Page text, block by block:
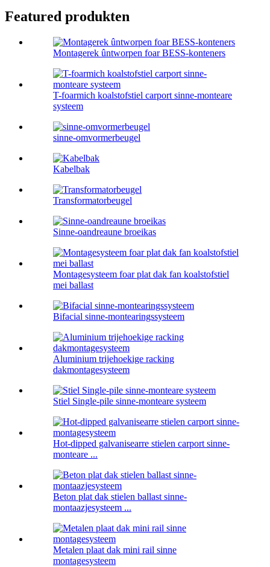
Featured produkten
Montagerek ûntworpen foar BESS-konteners
T-foarmich koalstofstiel carport sinne-monteare
systeem
sinne-omvormerbeugel
Kabelbak
Transformatorbeugel
Sinne-oandreaune broeikas
Montagesysteem foar plat dak fan koalstofstiel
mei ballast
Bifacial sinne-montearingssysteem
Aluminium trijehoekige racking
dakmontagesysteem
Stiel Single-pile sinne-monteare systeem
Hot-dipped galvanisearre stielen carport sinne-
monteare ...
Beton plat dak stielen ballast sinne-
montaazjesysteem ...
Metalen plaat dak mini rail sinne
montagesysteem